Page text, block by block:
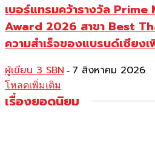
เบอร์แทรมคว้ารางวัล
Award 2026 สาขา Best
ความสำเร็จของแบรนด์เซียง
ผู้เขียน 3 SBN - 7 สิงหาคม 2026
โหลดเพิ่มเติม
เรื่องยอดนิยม